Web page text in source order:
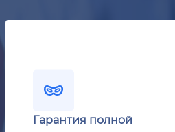
Гарантия полной